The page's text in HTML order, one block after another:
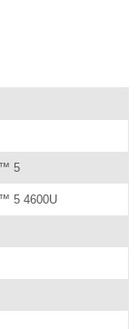
5
5 4600U